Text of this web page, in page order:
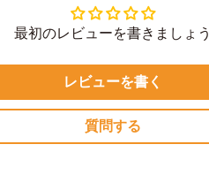
最初のレビューを書きましょう
レビューを書く
質問する